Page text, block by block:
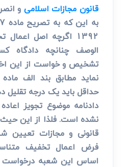
قانون مجازات اسلامی و
به این که به تصریح ماده 37
1392 اگرچه اصل
الوصف چنانچه
تشخیص و خواست از این
نماید مطابق بند الف
حداقل باید یک درجه تقلیل
دادنامه موضوع تجویز
نشده است. فلذا از این حیث
قانونی و مجازات تعیین
فرض اعمال تخفیف
اساس این شعبه درخواست